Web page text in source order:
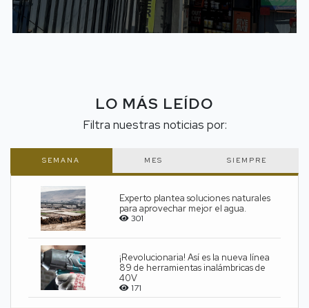
LO MÁS LEÍDO
Filtra nuestras noticias por:
SEMANA MES SIEMPRE
Experto plantea soluciones naturales
para aprovechar mejor el agua.
301
¡Revolucionaria! Así es la nueva línea
89 de herramientas inalámbricas de
40V
171